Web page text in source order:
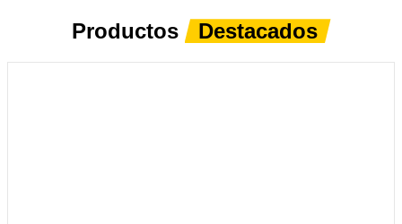
Productos Destacados